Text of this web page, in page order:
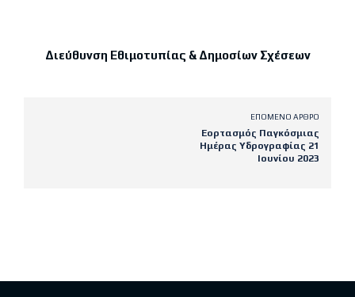
Διεύθυνση Εθιμοτυπίας & Δημοσίων Σχέσεων
ΕΠΌΜΕΝΟ ΆΡΘΡΟ
Εορτασμός Παγκόσμιας
Ημέρας Υδρογραφίας 21
Ιουνίου 2023